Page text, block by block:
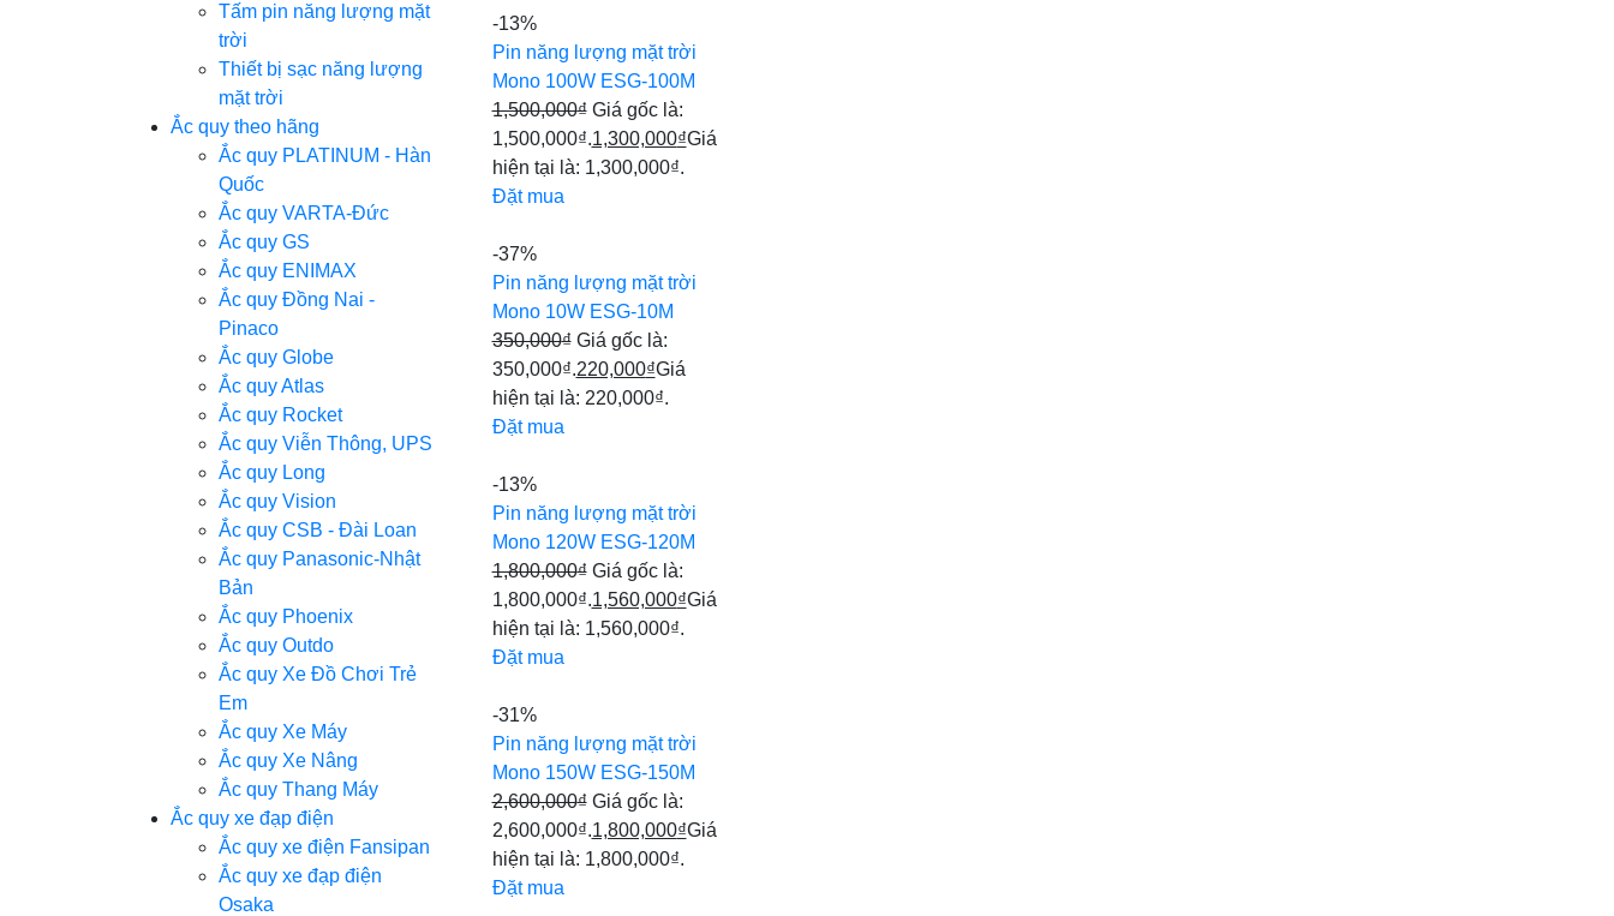
Tấm pin năng lượng mặt
trời
Thiết bị sạc năng lượng
mặt trời
Ắc quy theo hãng
Ắc quy PLATINUM - Hàn
Quốc
Ắc quy VARTA-Đức
Ắc quy GS
Ắc quy ENIMAX
Ắc quy Đồng Nai -
Pinaco
Ắc quy Globe
Ắc quy Atlas
Ắc quy Rocket
Ắc quy Viễn Thông, UPS
Ắc quy Long
Ắc quy Vision
Ắc quy CSB - Đài Loan
Ắc quy Panasonic-Nhật
Bản
Ắc quy Phoenix
Ắc quy Outdo
Ắc quy Xe Đồ Chơi Trẻ
Em
Ắc quy Xe Máy
Ắc quy Xe Nâng
Ắc quy Thang Máy
Ắc quy xe đạp điện
Ắc quy xe điện Fansipan
Ắc quy xe đạp điện
Osaka
-13%
Pin năng lượng mặt trời
Mono 100W ESG-100M
1,500,000₫ Giá gốc là:
1,500,000₫.1,300,000₫Giá
hiện tại là: 1,300,000₫.
Đặt mua
-37%
Pin năng lượng mặt trời
Mono 10W ESG-10M
350,000₫ Giá gốc là:
350,000₫.220,000₫Giá
hiện tại là: 220,000₫.
Đặt mua
-13%
Pin năng lượng mặt trời
Mono 120W ESG-120M
1,800,000₫ Giá gốc là:
1,800,000₫.1,560,000₫Giá
hiện tại là: 1,560,000₫.
Đặt mua
-31%
Pin năng lượng mặt trời
Mono 150W ESG-150M
2,600,000₫ Giá gốc là:
2,600,000₫.1,800,000₫Giá
hiện tại là: 1,800,000₫.
Đặt mua